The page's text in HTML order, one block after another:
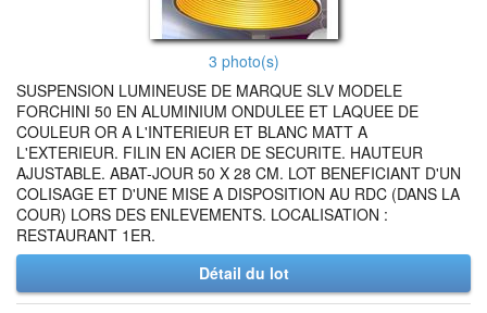
3 photo(s)
SUSPENSION LUMINEUSE DE MARQUE SLV MODELE
FORCHINI 50 EN ALUMINIUM ONDULEE ET LAQUEE DE
COULEUR OR A L'INTERIEUR ET BLANC MATT A
L'EXTERIEUR. FILIN EN ACIER DE SECURITE. HAUTEUR
AJUSTABLE. ABAT-JOUR 50 X 28 CM. LOT BENEFICIANT D'UN
COLISAGE ET D'UNE MISE A DISPOSITION AU RDC (DANS LA
COUR) LORS DES ENLEVEMENTS. LOCALISATION :
RESTAURANT 1ER.
Détail du lot